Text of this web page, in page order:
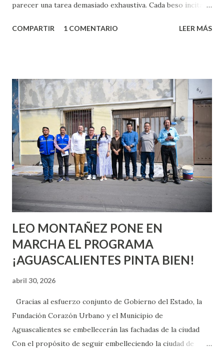
parecer una tarea demasiado exhaustiva. Cada beso incita
partes de ti que jamás hubieras imaginado. El problema es
conoces ni la mitad de lo que deberías saber. Pero incluso
quienes ya han tenido relaciones sexuales no son expertos
o expertas en el tema. Siempre hay algo nuevo que
aprender y nuevas experiencias que conocer. Si eres una
chica y aún no has tenido relaciones sexuales, tal vez
pienses que el sexo será increíble y no puedas esperar para
experimentarlo, pero como cualquier persona con
experiencia te dirá, siempre es mejor cuando ambas partes
son suficientemen...
COMPARTIR 1 COMENTARIO LEER MÁS
LEO MONTAÑEZ PONE EN
MARCHA EL PROGRAMA
¡AGUASCALIENTES PINTA BIEN!
abril 30, 2026
Gracias al esfuerzo conjunto de Gobierno del Estado, la
Fundación Corazón Urbano y el Municipio de
Aguascalientes se embellecerán las fachadas de la ciudad
Con el propósito de seguir embelleciendo la ciudad de